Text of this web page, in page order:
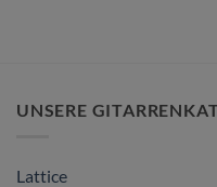
UNSERE
Lattice